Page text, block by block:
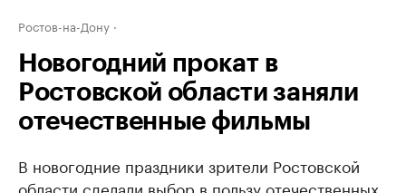
Ростов-на-Дону
Новогодний прокат в
Ростовской области заняли
отечественные фильмы
В новогодние праздники зрители Ростовской
области сделали выбор в пользу отечественных